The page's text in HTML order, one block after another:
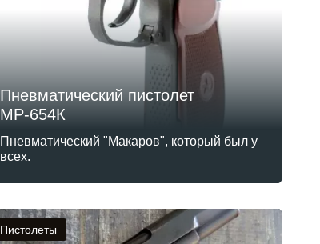
Пневматический пистолет
МР-654К
Пневматический "Макаров", который был у
всех.
Пистолеты